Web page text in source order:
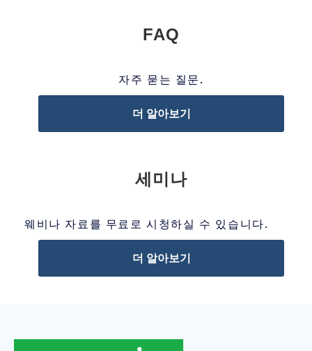
FAQ
자주 묻는 질문.
더 알아보기
세미나
웨비나 자료를 무료로 시청하실 수 있습니다.
더 알아보기